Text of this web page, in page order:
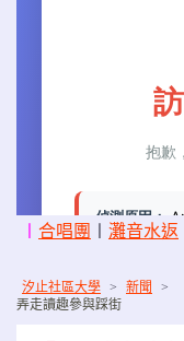
合唱團 灘音水返
汐止社區大學 > 新聞 >
弄走讀趣參與踩街